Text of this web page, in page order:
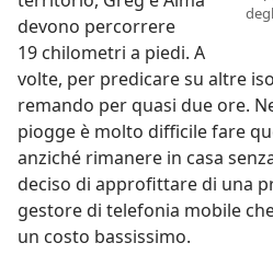
devono percorrere
19 chilometri a piedi. A
volte, per predicare su altre
remando per quasi due ore.
piogge è molto difficile fare
anziché rimanere in casa
deciso di approfittare di una
gestore di telefonia mobile
un costo bassissimo.